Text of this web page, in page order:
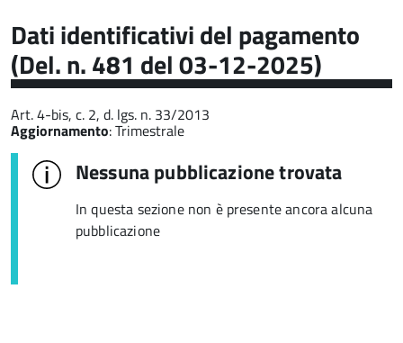
Dati identificativi del pagamento
(Del. n. 481 del 03-12-2025)
Art. 4-bis, c. 2, d. lgs. n. 33/2013
Aggiornamento: Trimestrale
Nessuna pubblicazione trovata
In questa sezione non è presente ancora alcuna
pubblicazione